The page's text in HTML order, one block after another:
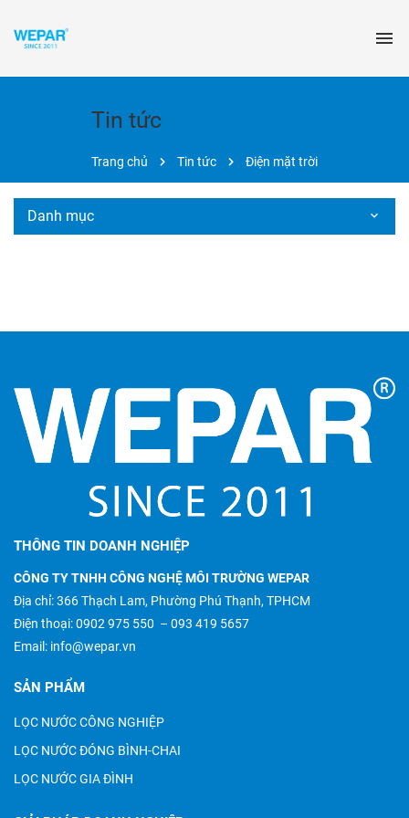
Tin tức
Trang chủ Tin tức Điện mặt trời
Danh mục
THÔNG TIN DOANH NGHIỆP
CÔNG TY TNHH CÔNG NGHỆ MÔI TRƯỜNG WEPAR
Địa chỉ: 366 Thạch Lam, Phường Phú Thạnh, TPHCM
Điện thoại:0902 975 550 – 093 419 5657
Email: info@wepar.vn
SẢN PHẨM
LỌC NƯỚC CÔNG NGHIỆP
LỌC NƯỚC ĐÓNG BÌNH-CHAI
LỌC NƯỚC GIA ĐÌNH